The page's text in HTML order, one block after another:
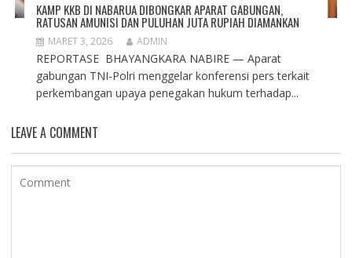
KAMP KKB DI NABARUA DIBONGKAR APARAT GABUNGAN,
RATUSAN AMUNISI DAN PULUHAN JUTA RUPIAH DIAMANKAN
MARET 3, 2026 ADMIN
REPORTASE BHAYANGKARA NABIRE — Aparat
gabungan TNI-Polri menggelar konferensi pers terkait
perkembangan upaya penegakan hukum terhadap...
LEAVE A COMMENT